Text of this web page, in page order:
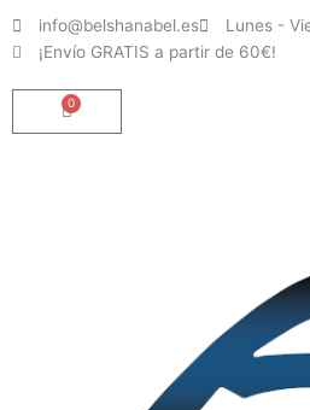
contenido
info@belshanabel.es
Lunes -
¡Envío GRATIS a partir de 60€!
0
Carrito